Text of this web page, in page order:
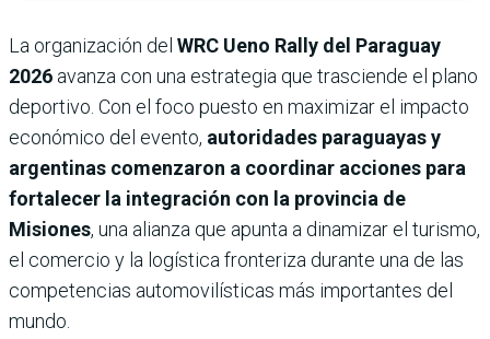
La organización del WRC Ueno Rally del Paraguay
2026 avanza con una estrategia que trasciende el plano
deportivo. Con el foco puesto en maximizar el impacto
económico del evento, autoridades paraguayas y
argentinas comenzaron a coordinar acciones para
fortalecer la integración con la provincia de
Misiones, una alianza que apunta a dinamizar el turismo,
el comercio y la logística fronteriza durante una de las
competencias automovilísticas más importantes del
mundo.